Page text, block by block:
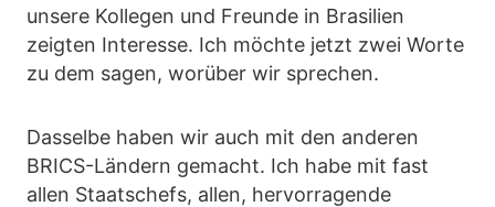
unsere Kollegen und Freunde in Brasilien
zeigten Interesse. Ich möchte jetzt zwei Worte
zu dem sagen, worüber wir sprechen.
Dasselbe haben wir auch mit den anderen
BRICS-Ländern gemacht. Ich habe mit fast
allen Staatschefs, allen, hervorragende